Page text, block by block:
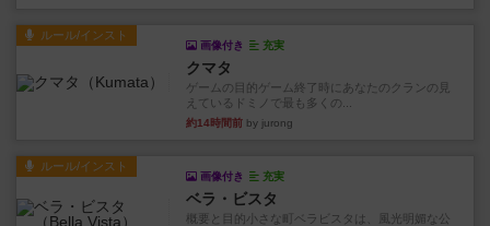
ルール/インスト
画像付き 充実
クマタ
ゲームの目的ゲーム終了時にあなたのクランの見
えているドミノで最も多くの...
約14時間前 by jurong
ルール/インスト
画像付き 充実
ベラ・ビスタ
概要と目的小さな町ベラビスタは、風光明媚な公